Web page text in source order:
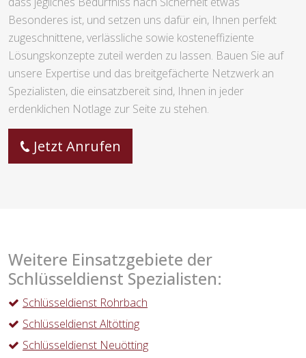
Besonderes ist, und setzen uns dafür ein, Ihnen perfekt
zugeschnittene, verlässliche sowie kosteneffiziente
Lösungskonzepte zuteil werden zu lassen. Bauen Sie auf
unsere Expertise und das breitgefächerte Netzwerk an
Spezialisten, die einsatzbereit sind, Ihnen in jeder
erdenklichen Notlage zur Seite zu stehen.
Jetzt Anrufen
Weitere Einsatzgebiete der
Schlüsseldienst Spezialisten:
Schlüsseldienst Rohrbach
Schlüsseldienst Altötting
Schlüsseldienst Neuötting